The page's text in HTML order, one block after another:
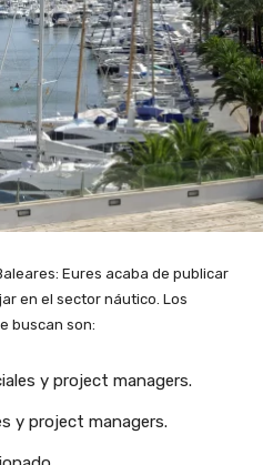
Eures acaba de publicar
en el sector náutico. Los
buscan son:
y project managers.
y project managers.